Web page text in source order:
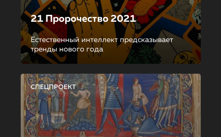
21 Пророчество 2021
Естественный интеллект предсказывает
тренды нового года
СПЕЦПРОЕКТ